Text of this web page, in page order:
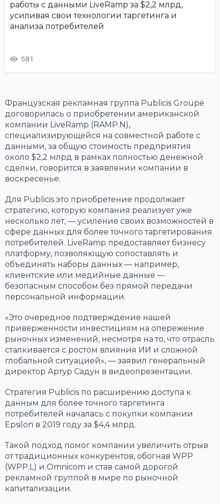
работы с данными LiveRamp за $2,2 млрд,
усиливая свои технологии таргетинга и
анализа потребителей
581
Французская рекламная группа Publicis Groupe
договорилась о приобретении американской
компании LiveRamp (RAMP.N),
специализирующейся на совместной работе с
данными, за общую стоимость предприятия
около $2,2 млрд в рамках полностью денежной
сделки, говорится в заявлении компании в
воскресенье.
Для Publicis это приобретение продолжает
стратегию, которую компания реализует уже
несколько лет, — усиление своих возможностей в
сфере данных для более точного таргетирования
потребителей. LiveRamp предоставляет бизнесу
платформу, позволяющую сопоставлять и
объединять наборы данных — например,
клиентские или медийные данные —
безопасным способом без прямой передачи
персональной информации.
«Это очередное подтверждение нашей
приверженности инвестициям на опережение
рыночных изменений, несмотря на то, что отрасль
сталкивается с ростом влияния ИИ и сложной
глобальной ситуацией», — заявил генеральный
директор Артур Садун в видеопрезентации.
Стратегия Publicis по расширению доступа к
данным для более точного таргетинга
потребителей началась с покупки компании
Epsilon в 2019 году за $4,4 млрд.
Такой подход помог компании увеличить отрыв
от традиционных конкурентов, обогнав WPP
(WPP.L) и Omnicom и став самой дорогой
рекламной группой в мире по рыночной
капитализации.